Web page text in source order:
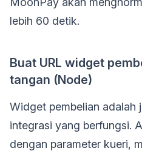
lebih 60 detik.
Buat URL widget
tangan (Node)
Widget pembelian adalah
integrasi yang berfungsi.
dengan parameter kueri,